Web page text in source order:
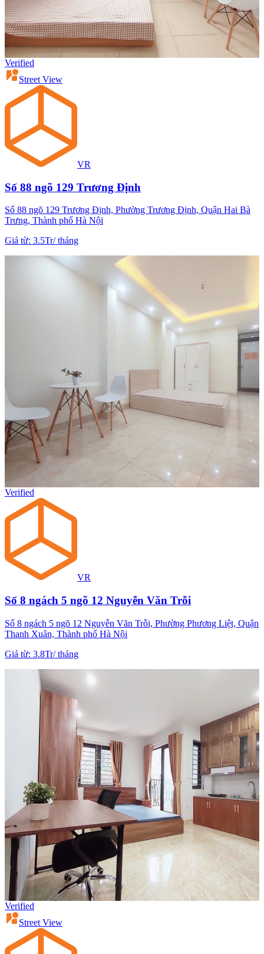
Verified
Street View
VR
Số 88 ngõ 129 Trương Định
Số 88 ngõ 129 Trương Định, Phường Trương Định, Quận Hai Bà
Trưng, Thành phố Hà Nội
Giá từ: 3.5Tr/tháng
Verified
VR
Số 8 ngách 5 ngõ 12 Nguyễn Văn Trỗi
Số 8 ngách 5 ngõ 12 Nguyễn Văn Trỗi, Phường Phương Liệt, Quận
Thanh Xuân, Thành phố Hà Nội
Giá từ: 3.8Tr/tháng
Verified
Street View